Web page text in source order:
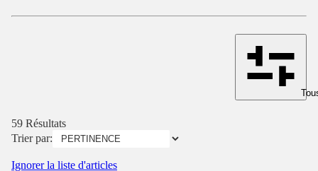
59 Résultats
Trier par:
Ignorer la liste d'articles